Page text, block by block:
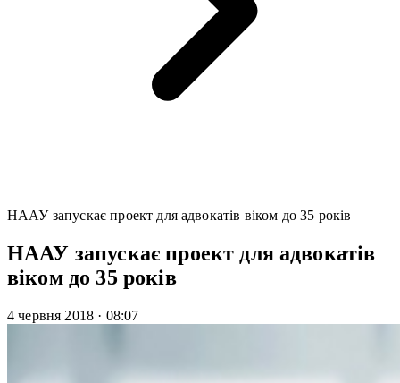
НААУ запускає проект для адвокатів віком до 35 років
НААУ запускає проект для адвокатів
віком до 35 років
4 червня 2018 · 08:07